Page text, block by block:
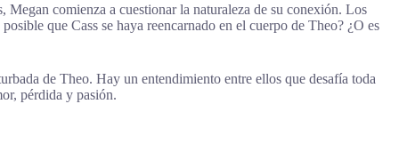
comienza a cuestionar la naturaleza de su conexión. Los
que Cass se haya reencarnado en el cuerpo de Theo? ¿O es
de Theo. Hay un entendimiento entre ellos que desafía toda
pérdida y pasión.